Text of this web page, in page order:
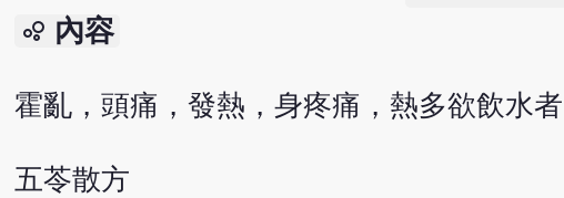
bubble_chart 內容
霍亂，頭痛，發熱，身疼痛，熱多欲飲水者
五苓散方